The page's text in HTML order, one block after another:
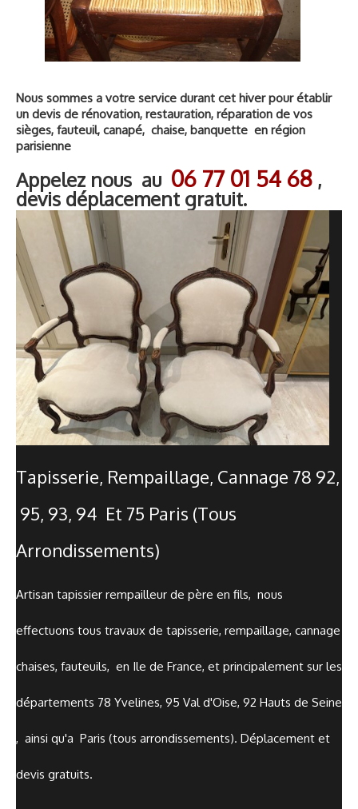
Nous sommes a votre service durant cet hiver pour établir
un devis de rénovation, restauration, réparation de vos
sièges, fauteuil, canapé, chaise, banquette en région
parisienne
Appelez nous au 06 77 01 54 68 ,
devis déplacement gratuit.
Tapisserie, Rempaillage, Cannage 78 92,
95, 93, 94 Et 75 Paris (tous
Arrondissements)
Artisan tapissier rempailleur de père en fils, nous
effectuons tous travaux de tapisserie, rempaillage, cannage
chaises, fauteuils, en Ile de France, et principalement sur les
départements 78 Yvelines, 95 Val d'Oise, 92 Hauts de Seine
, ainsi qu'a Paris (tous arrondissements). Déplacement et
devis gratuits.